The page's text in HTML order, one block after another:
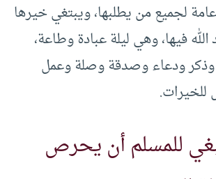
عامة لجميع من يطلبها، ويبتغي خيرها
فيها، وهي ليلة عبادة وطاعة،
وذكر ودعاء وصدقة وصلة وعمل
للخيرات.
للمسلم أن يحرص